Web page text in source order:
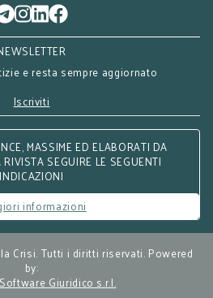
e resta sempre aggiornato
Iscriviti
MASSIME ED ELABORATI DA
SEGUIRE LE SEGUENTI
INDICAZIONI
informazioni
Crisi. Tutti i diritti riservati. Powered
by:
Giuridico s.r.l.